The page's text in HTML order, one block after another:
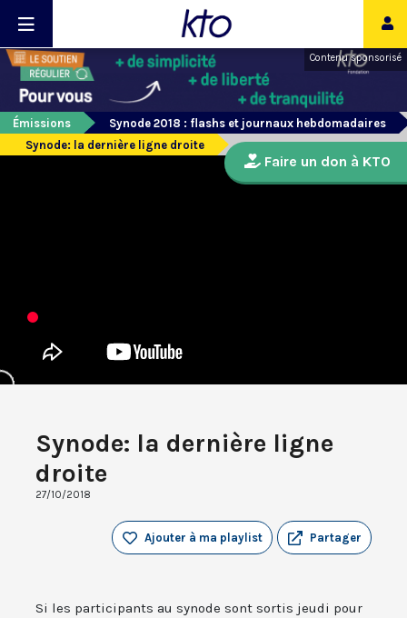
Contenu sponsorisé
Émissions
Synode 2018 : flashs et journaux hebdomadaires
Synode: la dernière ligne droite
Synode: la dernière ligne
droite
27/10/2018
Partager
Ajouter à ma playlist
Si les participants au synode sont sortis jeudi pour
Faire un don à KTO